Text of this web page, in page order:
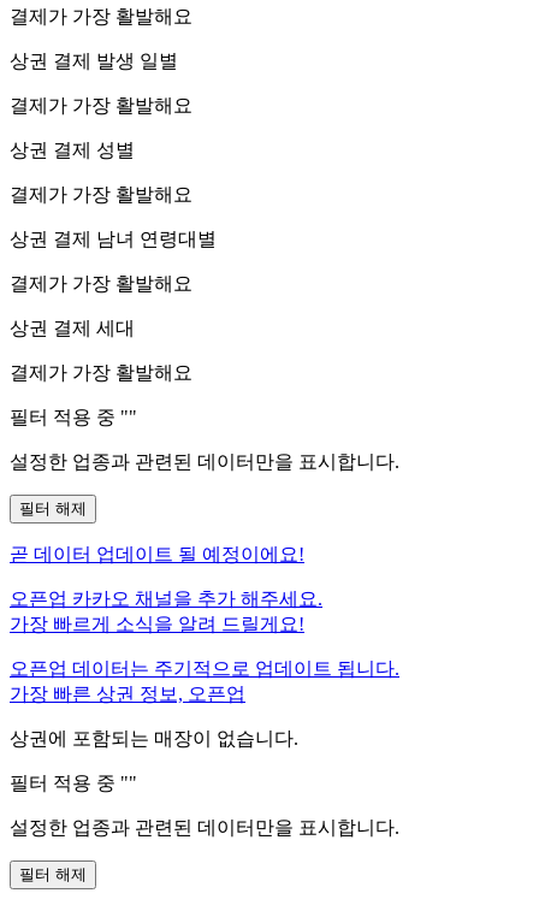
결제가 가장 활발해요
상권 결제 발생 일별
결제가 가장 활발해요
상권 결제 성별
결제가 가장 활발해요
상권 결제 남녀 연령대별
결제가 가장 활발해요
상권 결제 세대
결제가 가장 활발해요
필터 적용 중 ""
설정한 업종과 관련된 데이터만을 표시합니다.
필터 해제
곧 데이터 업데이트 될 예정이에요!
오픈업 카카오 채널을 추가 해주세요.
가장 빠르게 소식을 알려 드릴게요!
오픈업 데이터는 주기적으로 업데이트 됩니다.
가장 빠른 상권 정보, 오픈업
상권에 포함되는 매장이 없습니다.
필터 적용 중 ""
설정한 업종과 관련된 데이터만을 표시합니다.
필터 해제